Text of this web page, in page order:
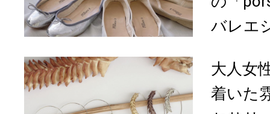
バレエ
大人女
着いた